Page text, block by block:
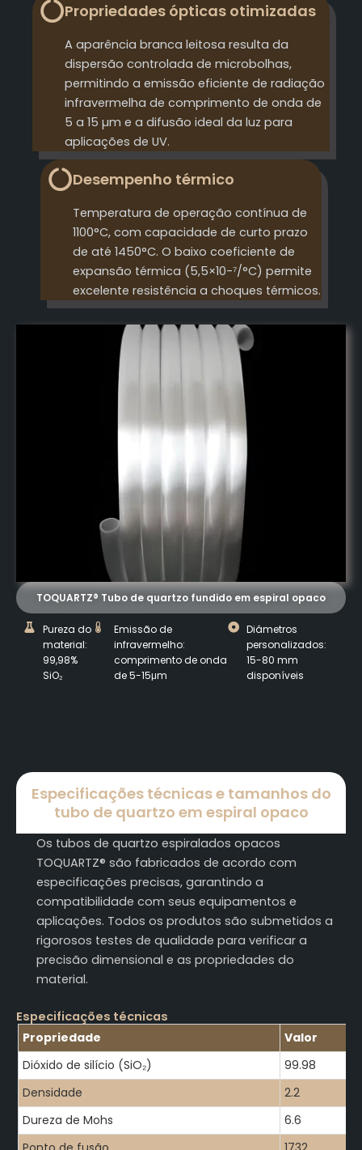
Propriedades ópticas otimizadas
A aparência branca leitosa resulta da
dispersão controlada de microbolhas,
permitindo a emissão eficiente de radiação
infravermelha de comprimento de onda de
5 a 15 µm e a difusão ideal da luz para
aplicações de UV.
Desempenho térmico
Temperatura de operação contínua de
1100°C, com capacidade de curto prazo
de até 1450°C. O baixo coeficiente de
expansão térmica (5,5×10-⁷/°C) permite
excelente resistência a choques térmicos.
TOQUARTZ® Tubo de quartzo fundido em espiral opaco
Pureza do
material:
99,98%
SiO₂
Emissão de
infravermelho:
comprimento de onda
de 5-15μm
Diâmetros
personalizados:
15-80 mm
disponíveis
Especificações técnicas e tamanhos do
tubo de quartzo em espiral opaco
Os tubos de quartzo espiralados opacos
TOQUARTZ® são fabricados de acordo com
especificações precisas, garantindo a
compatibilidade com seus equipamentos e
aplicações. Todos os produtos são submetidos a
rigorosos testes de qualidade para verificar a
precisão dimensional e as propriedades do
material.
Especificações técnicas
Propriedade
Valor
Dióxido de silício (SiO₂)
99.98
Densidade
2.2
Dureza de Mohs
6.6